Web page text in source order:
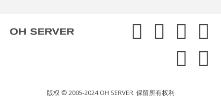
版权 © 2005-2024 OH SERVER. 保留所有权利